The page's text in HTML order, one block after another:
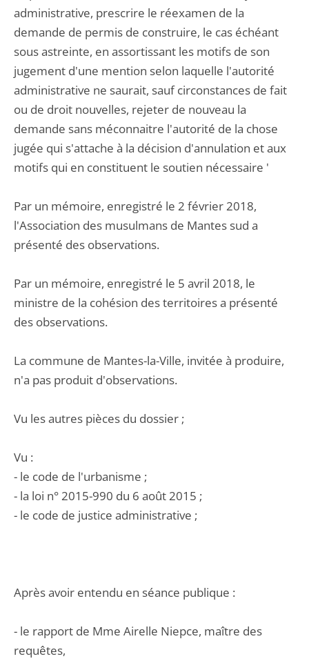
administrative, prescrire le réexamen de la
demande de permis de construire, le cas échéant
sous astreinte, en assortissant les motifs de son
jugement d'une mention selon laquelle l'autorité
administrative ne saurait, sauf circonstances de fait
ou de droit nouvelles, rejeter de nouveau la
demande sans méconnaitre l'autorité de la chose
jugée qui s'attache à la décision d'annulation et aux
motifs qui en constituent le soutien nécessaire '
Par un mémoire, enregistré le 2 février 2018,
l'Association des musulmans de Mantes sud a
présenté des observations.
Par un mémoire, enregistré le 5 avril 2018, le
ministre de la cohésion des territoires a présenté
des observations.
La commune de Mantes-la-Ville, invitée à produire,
n'a pas produit d'observations.
Vu les autres pièces du dossier ;
Vu :
- le code de l'urbanisme ;
- la loi n° 2015-990 du 6 août 2015 ;
- le code de justice administrative ;
Après avoir entendu en séance publique :
- le rapport de Mme Airelle Niepce, maître des
requêtes,